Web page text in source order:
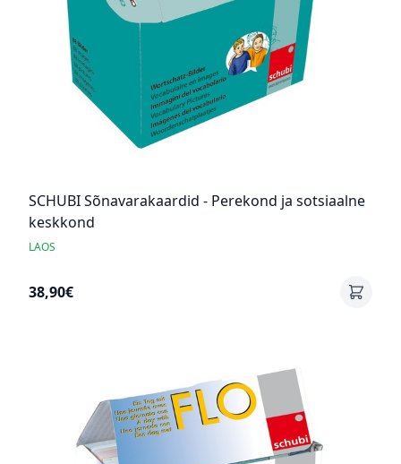
SCHUBI Sõnavarakaardid - Perekond ja sotsiaalne
keskkond
LAOS
38,90€